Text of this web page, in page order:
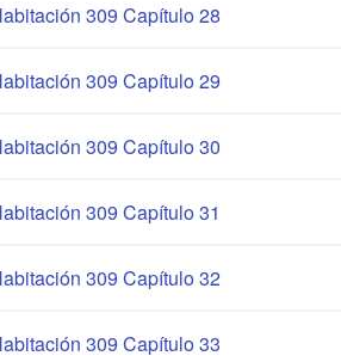
309 Capítulo 28
309 Capítulo 29
309 Capítulo 30
309 Capítulo 31
309 Capítulo 32
309 Capítulo 33